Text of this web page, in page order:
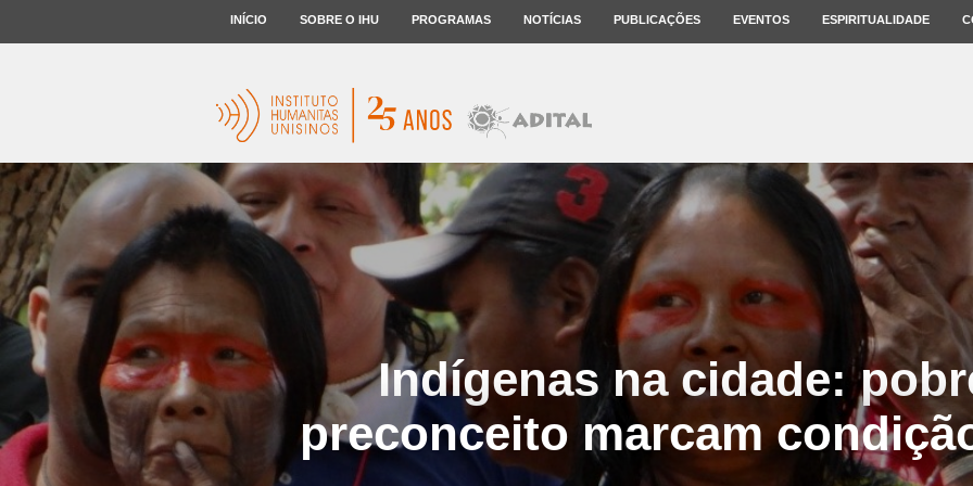
INÍCIO SOBRE O IHU PROGRAMAS NOTÍCIAS PUBLICAÇÕES EVENTOS ESPIRITUALIDADE
Indígenas na cidade:
preconceito marcam